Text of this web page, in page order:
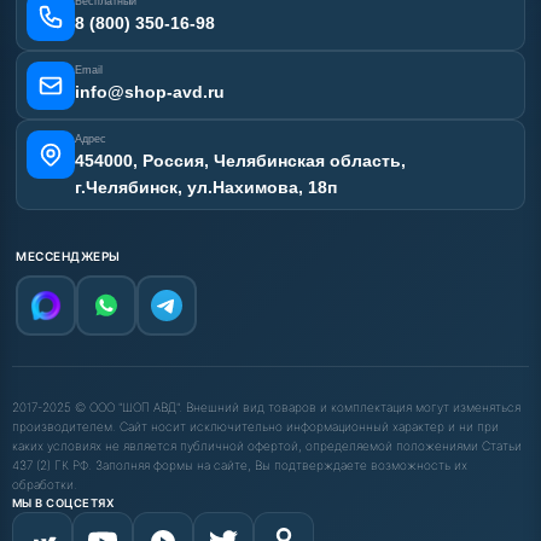
Карта сайта
8 (800) 350-16-98
Email
info@shop-avd.ru
Адрес
454000, Россия, Челябинская область,
г.Челябинск, ул.Нахимова, 18п
МЕССЕНДЖЕРЫ
2017-2025 © ООО "ШОП АВД". Внешний вид товаров и комплектация могут изменяться
производителем. Сайт носит исключительно информационный характер и ни при
каких условиях не является публичной офертой, определяемой положениями Статьи
437 (2) ГК РФ. Заполняя формы на сайте, Вы подтверждаете возможность их
обработки.
МЫ В СОЦСЕТЯХ